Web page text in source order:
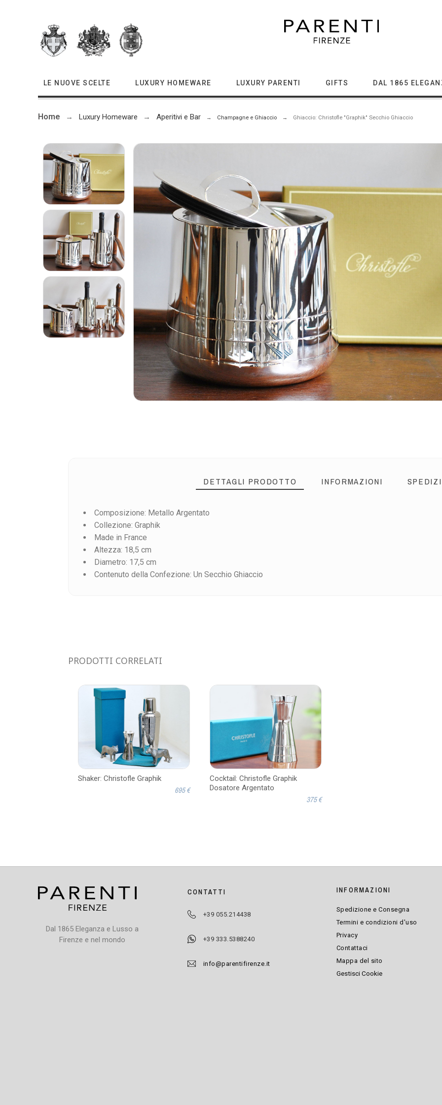
LE NUOVE SCELTE LUXURY HOMEWARE LUXURY PARENTI GIFTS DAL 1865
Home Luxury Homeware Aperitivi e Bar Champagne e Ghiaccio Ghiaccio: Christofle "Graphik" Secchio Ghiaccio
DETTAGLI PRODOTTO INFORMAZIONI
Composizione: Metallo Argentato
Collezione: Graphik
Made in France
Altezza: 18,5 cm
Diametro: 17,5 cm
Contenuto della Confezione: Un Secchio Ghiaccio
04240441
PRODOTTI CORRELATI
Shaker: Christofle Graphik
695 €
Cocktail: Christofle Graphik
Dosatore Argentato
375 €
Dal 1865 Eleganza e Lusso a
Firenze e nel mondo
CONTATTI
+39 055.214438
+39 333.5388240
info@parentifirenze.it
INFORMAZIONI
Spedizione e Consegna
Termini e condizioni d'uso
Privacy
Contattaci
Mappa del sito
Gestisci Cookie